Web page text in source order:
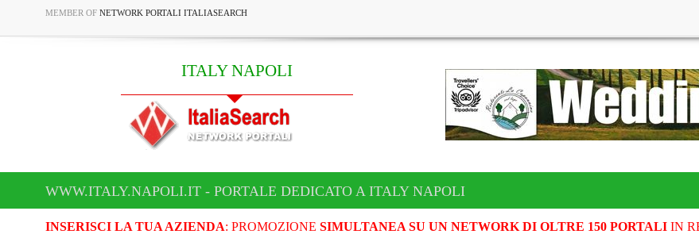
MEMBER OF NETWORK PORTALI ITALIASEARCH
ITALY NAPOLI
WWW.ITALY.NAPOLI.IT - PORTALE DEDICATO A ITALY NAPOLI
INSERISCI LA TUA AZIENDA: PROMOZIONE SIMULTANEA SU UN NETWORK DI OLTRE 150 PORTALIIN